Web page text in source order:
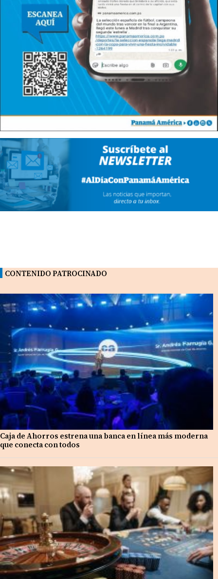
CONTENIDO PATROCINADO
Caja de Ahorros estrena una banca en línea más moderna
que conecta con todos